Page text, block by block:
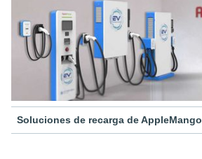
Soluciones de recarga de AppleMango